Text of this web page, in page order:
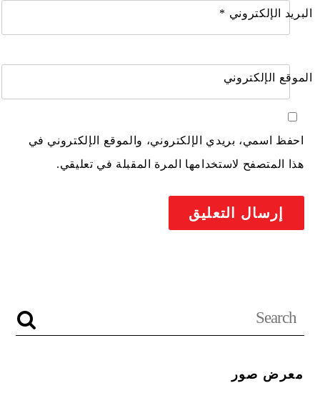
البريد الإلكتروني *
الموقع الإلكتروني
احفظ اسمي، بريدي الإلكتروني، والموقع الإلكتروني في
هذا المتصفح لاستخدامها المرة المقبلة في تعليقي.
معرض صور